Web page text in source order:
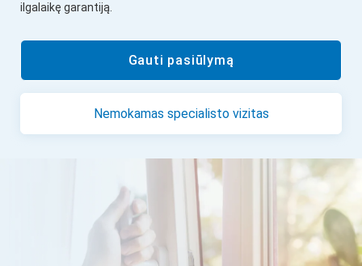
ilgalaikę garantiją.
Gauti pasiūlymą
Nemokamas specialisto vizitas